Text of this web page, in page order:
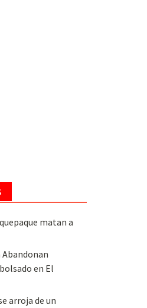
matan a
Abandonan
en El
arroja de un